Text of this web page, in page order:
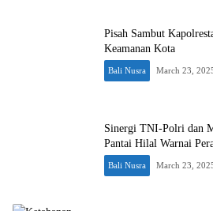
Pisah Sambut
Keamanan Kota
Bali Nusra March 23,
Sinergi TNI-Polri dan
Pantai Hilal Warnai
Bali Nusra March 23,